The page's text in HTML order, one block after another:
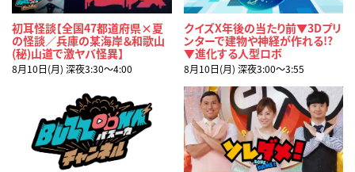
初耳怪談【全国47都道府県×夏
の怪談／兵庫の某海岸＆和歌山
(秘)山道で激ヤバ怪異】
8月10日(月) 深夜3:30〜4:00
クイズX年後の当たり前▼3Dプリ
ンターで建物や神経が作れる!?
▼進化する人型ロボ
8月10日(月) 深夜3:00〜3:55